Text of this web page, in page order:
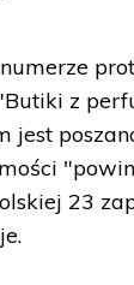
z
jest
23